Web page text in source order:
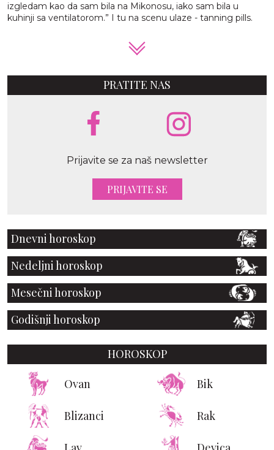
izgledam kao da sam bila na Mikonosu, iako sam bila u
kuhinji sa ventilatorom.” I tu na scenu ulaze - tanning pills.
PRATITE NAS
Prijavite se za naš newsletter
PRIJAVITE SE
Dnevni horoskop
Nedeljni horoskop
Mesečni horoskop
Godišnji horoskop
HOROSKOP
Ovan Bik
Blizanci Rak